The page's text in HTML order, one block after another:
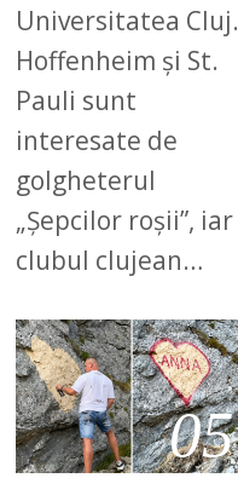
Universitatea Cluj.
Hoffenheim și St.
Pauli sunt
interesate de
golgheterul
„Șepcilor roșii”, iar
clubul clujean…
05